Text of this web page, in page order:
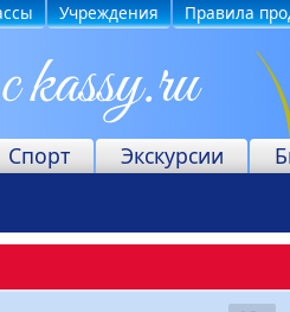
Учреждения
Правила
Спорт Экскурсии